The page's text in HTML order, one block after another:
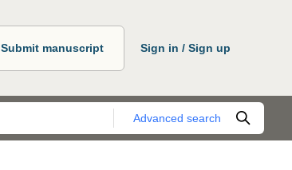
Submit manuscript Sign in / Sign up
Advanced search